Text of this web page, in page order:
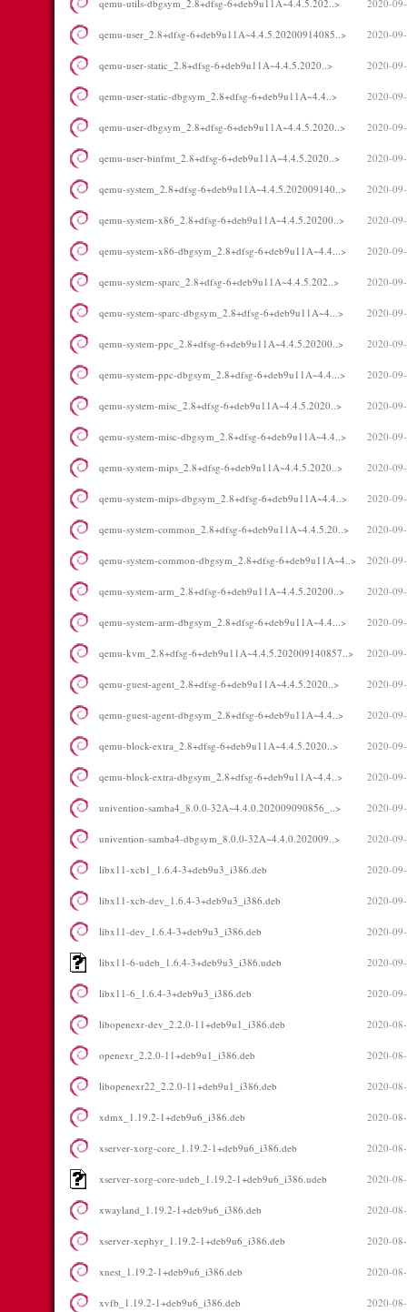
qemu-utils-dbgsym_2.8+dfsg-6+deb9u11A~4.4.5.202..> 2020-
qemu-user_2.8+dfsg-6+deb9u11A~4.4.5.20200914085..> 2020-
qemu-user-static_2.8+dfsg-6+deb9u11A~4.4.5.2020..> 2020-
qemu-user-static-dbgsym_2.8+dfsg-6+deb9u11A~4.4..> 2020-
qemu-user-dbgsym_2.8+dfsg-6+deb9u11A~4.4.5.2020..> 2020-
qemu-user-binfmt_2.8+dfsg-6+deb9u11A~4.4.5.2020..> 2020-
qemu-system_2.8+dfsg-6+deb9u11A~4.4.5.202009140..> 2020-
qemu-system-x86_2.8+dfsg-6+deb9u11A~4.4.5.20200..> 2020-
qemu-system-x86-dbgsym_2.8+dfsg-6+deb9u11A~4.4...> 2020-
qemu-system-sparc_2.8+dfsg-6+deb9u11A~4.4.5.202..> 2020-
qemu-system-sparc-dbgsym_2.8+dfsg-6+deb9u11A~4...> 2020-
qemu-system-ppc_2.8+dfsg-6+deb9u11A~4.4.5.20200..> 2020-
qemu-system-ppc-dbgsym_2.8+dfsg-6+deb9u11A~4.4...> 2020-
qemu-system-misc_2.8+dfsg-6+deb9u11A~4.4.5.2020..> 2020-
qemu-system-misc-dbgsym_2.8+dfsg-6+deb9u11A~4.4..> 2020-
qemu-system-mips_2.8+dfsg-6+deb9u11A~4.4.5.2020..> 2020-
qemu-system-mips-dbgsym_2.8+dfsg-6+deb9u11A~4.4..> 2020-
qemu-system-common_2.8+dfsg-6+deb9u11A~4.4.5.20..> 2020-
qemu-system-common-dbgsym_2.8+dfsg-6+deb9u11A~4..> 2020-
qemu-system-arm_2.8+dfsg-6+deb9u11A~4.4.5.20200..> 2020-
qemu-system-arm-dbgsym_2.8+dfsg-6+deb9u11A~4.4...> 2020-
qemu-kvm_2.8+dfsg-6+deb9u11A~4.4.5.202009140857..> 2020-
qemu-guest-agent_2.8+dfsg-6+deb9u11A~4.4.5.2020..> 2020-
qemu-guest-agent-dbgsym_2.8+dfsg-6+deb9u11A~4.4..> 2020-
qemu-block-extra_2.8+dfsg-6+deb9u11A~4.4.5.2020..> 2020-
qemu-block-extra-dbgsym_2.8+dfsg-6+deb9u11A~4.4..> 2020-
univention-samba4_8.0.0-32A~4.4.0.202009090856_..> 2020-
univention-samba4-dbgsym_8.0.0-32A~4.4.0.202009..> 2020-
libx11-xcb1_1.6.4-3+deb9u3_i386.deb 2020-
libx11-xcb-dev_1.6.4-3+deb9u3_i386.deb 2020-
libx11-dev_1.6.4-3+deb9u3_i386.deb 2020-
libx11-6-udeb_1.6.4-3+deb9u3_i386.udeb 2020-
libx11-6_1.6.4-3+deb9u3_i386.deb 2020-
libopenexr-dev_2.2.0-11+deb9u1_i386.deb 2020-
openexr_2.2.0-11+deb9u1_i386.deb 2020-
libopenexr22_2.2.0-11+deb9u1_i386.deb 2020-
xdmx_1.19.2-1+deb9u6_i386.deb 2020-
xserver-xorg-core_1.19.2-1+deb9u6_i386.deb 2020-
xserver-xorg-core-udeb_1.19.2-1+deb9u6_i386.udeb 2020-
xwayland_1.19.2-1+deb9u6_i386.deb 2020-
xserver-xephyr_1.19.2-1+deb9u6_i386.deb 2020-
xnest_1.19.2-1+deb9u6_i386.deb 2020-
xvfb_1.19.2-1+deb9u6_i386.deb 2020-